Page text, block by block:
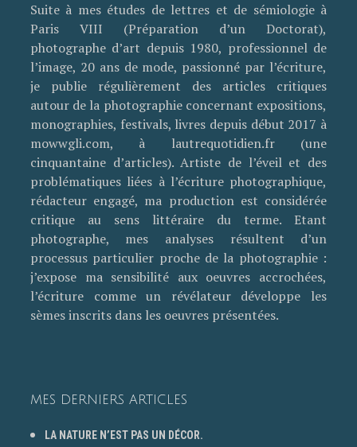
Suite à mes études de lettres et de sémiologie à
Paris VIII (Préparation d’un Doctorat),
photographe d’art depuis 1980, professionnel de
l’image, 20 ans de mode, passionné par l’écriture,
je publie régulièrement des articles critiques
autour de la photographie concernant expositions,
monographies, festivals, livres depuis début 2017 à
mowwgli.com, à lautrequotidien.fr (une
cinquantaine d’articles). Artiste de l’éveil et des
problématiques liées à l’écriture photographique,
rédacteur engagé, ma production est considérée
critique au sens littéraire du terme. Etant
photographe, mes analyses résultent d’un
processus particulier proche de la photographie :
j’expose ma sensibilité aux oeuvres accrochées,
l’écriture comme un révélateur développe les
sèmes inscrits dans les oeuvres présentées.
MES DERNIERS ARTICLES
LA NATURE N’EST PAS UN DÉCOR.